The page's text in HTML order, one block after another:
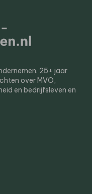
25+ jaar
over MVO,
en bedrijfsleven en